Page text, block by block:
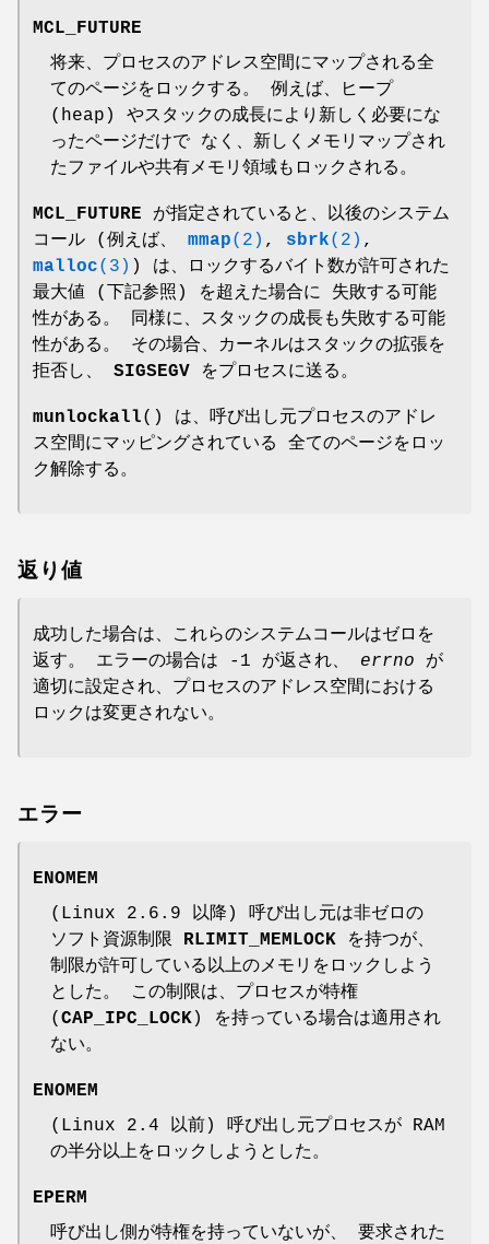
MCL_FUTURE
将来、プロセスのアドレス空間にマップされる全
てのページをロックする。 例えば、ヒープ
(heap) やスタックの成長により新しく必要にな
ったページだけで なく、新しくメモリマップされ
たファイルや共有メモリ領域もロックされる。
MCL_FUTURE が指定されていると、以後のシステム
コール (例えば、 mmap(2) , sbrk(2) ,
malloc(3) ) は、ロックするバイト数が許可された
最大値 (下記参照) を超えた場合に 失敗する可能
性がある。 同様に、スタックの成長も失敗する可能
性がある。 その場合、カーネルはスタックの拡張を
拒否し、 SIGSEGV をプロセスに送る。
munlockall() は、呼び出し元プロセスのアドレ
ス空間にマッピングされている 全てのページをロッ
ク解除する。
返り値
成功した場合は、これらのシステムコールはゼロを
返す。 エラーの場合は -1 が返され、 errno が
適切に設定され、プロセスのアドレス空間における
ロックは変更されない。
エラー
ENOMEM
(Linux 2.6.9 以降) 呼び出し元は非ゼロの
ソフト資源制限
RLIMIT_MEMLOCK を持つが、
制限が許可している以上のメモリをロックしよう
とした。 この制限は、プロセスが特権
( CAP_IPC_LOCK) を持っている場合は適用され
ない。
ENOMEM
(Linux 2.4 以前) 呼び出し元プロセスが RAM
の半分以上をロックしようとした。
EPERM
呼び出し側が特権を持っていないが、 要求された